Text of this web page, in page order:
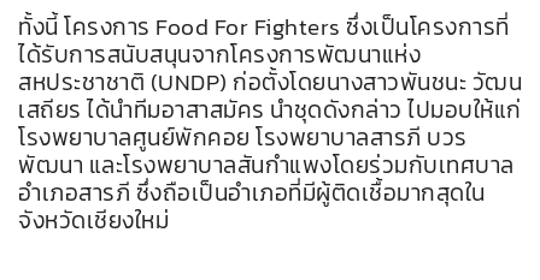
ทั้งนี้ โครงการ Food For Fighters ซึ่งเป็นโครงการที่
ได้รับการสนับสนุนจากโครงการพัฒนาแห่ง
สหประชาชาติ (UNDP) ก่อตั้งโดยนางสาวพันชนะ วัฒน
เสถียร ได้นำทีมอาสาสมัคร นำชุดดังกล่าว ไปมอบให้แก่
โรงพยาบาลศูนย์พักคอย โรงพยาบาลสารภี บวร
พัฒนา และโรงพยาบาลสันกำแพงโดยร่วมกับเทศบาล
อำเภอสารภี ซึ่งถือเป็นอำเภอที่มีผู้ติดเชื้อมากสุดใน
จังหวัดเชียงใหม่